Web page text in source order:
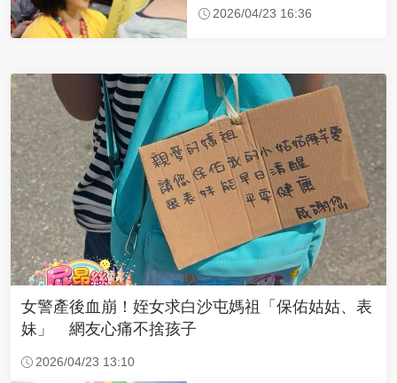
布忍尿5小時不喊累
2026/04/23 16:36
女警產後血崩！姪女求白沙屯媽祖「保佑姑姑、表
妹」 網友心痛不捨孩子
2026/04/23 13:10